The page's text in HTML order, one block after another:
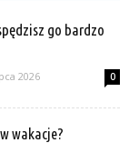
go bardzo
2026 0
wakacje?